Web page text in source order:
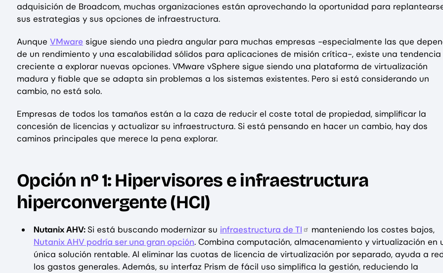
adquisición de Broadcom, muchas organizaciones están aprovechando la oportunidad para
sus estrategias y sus opciones de infraestructura.
Aunque VMware sigue siendo una piedra angular para muchas empresas -especialmente las que
de un rendimiento y una escalabilidad sólidos para aplicaciones de misión crítica-, existe una tendencia
creciente a explorar nuevas opciones. VMware vSphere sigue siendo una plataforma de virtualización
madura y fiable que se adapta sin problemas a los sistemas existentes. Pero si está considerando un
cambio, no está solo.
Empresas de todos los tamaños están a la caza de reducir el coste total de propiedad, simplificar la
concesión de licencias y actualizar su infraestructura. Si está pensando en hacer un cambio, hay dos
caminos principales que merece la pena explorar.
Opción nº 1: Hipervisores e infraestructura
hiperconvergente (HCI)
Nutanix AHV:Si está buscando modernizar su infraestructura de TI
manteniendo los costes bajos,
Nutanix AHV podría ser una gran opción. Combina computación, almacenamiento y virtualización en
única solución rentable. Al eliminar las cuotas de licencia de virtualización por separado, ayuda a
los gastos generales. Además, su interfaz Prism de fácil uso simplifica la gestión, reduciendo la